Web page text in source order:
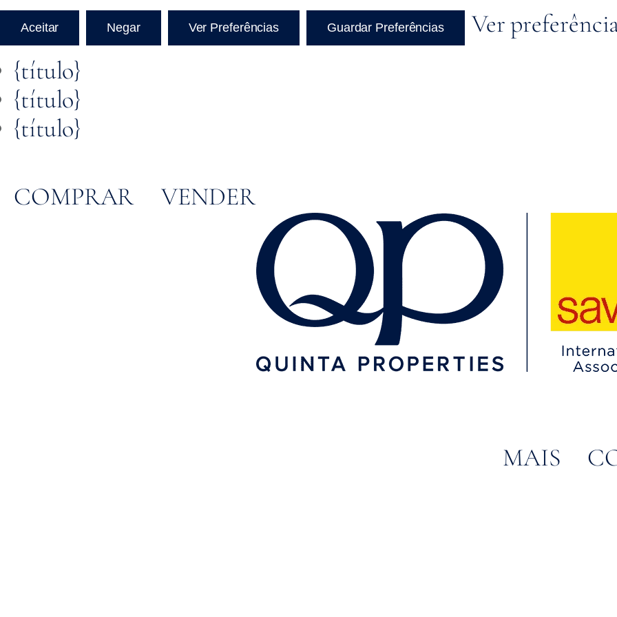
Aceitar Negar Ver Preferências Guardar Preferências
Ver
{título}
{título}
{título}
COMPRAR VENDER
MAIS